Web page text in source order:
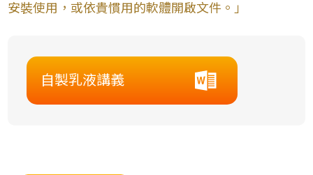
安裝使用，或依貴慣用的軟體開啟文件。」
自製乳液講義